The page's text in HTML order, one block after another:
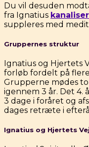
Du vil desuden
fra Ignatius
suppleres med
Gruppernes struktur
Ignatius og Hjertets
forløb fordelt på
Grupperne mødes
igennem 3 år. Det 4.
3 dage i foråret og
dages retræte i
Ignatius og Hjertets